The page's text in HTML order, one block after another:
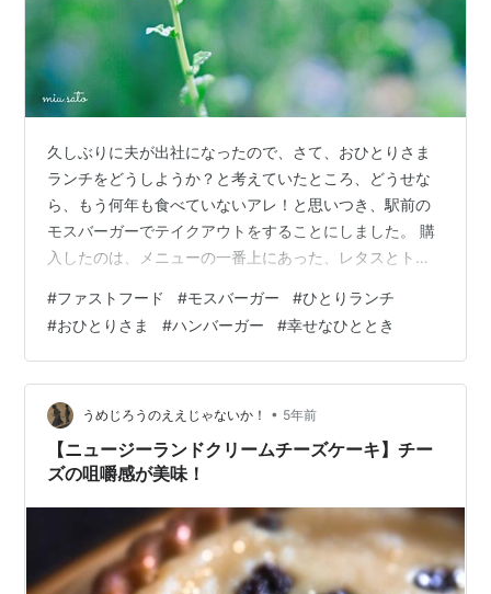
久しぶりに夫が出社になったので、さて、おひとりさま
ランチをどうしようか？と考えていたところ、どうせな
ら、もう何年も食べていないアレ！と思いつき、駅前の
モスバーガーでテイクアウトをすることにしました。 購
入したのは、メニューの一番上にあった、レタスとトマ
フライのSサイズをそれぞれ単品で。店内で15分も待って
いたでしょうか？紙袋に入って手渡されたそれを、胸の
前に抱え、いそいそと持ち帰りました。 ハンバーガーを
包んでいる薄いペーパーをひらっひらっと前後に折り返
すと、「巧いこと押さえてないと、崩壊しちゃうぞ」と
言わんばかりのそれが顔を出しました。この”…
#ファストフード #モスバーガー #ひとりランチ
#おひとりさま #ハンバーガー #幸せなひととき
うめじろうのええじゃないか！ • 5年前
【ニュージーランドクリームチーズケーキ】チー
ズの咀嚼感が美味！